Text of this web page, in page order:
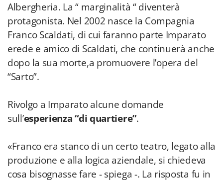
Albergheria. La “ marginalità “ diventerà
protagonista. Nel 2002 nasce la Compagnia
Franco Scaldati, di cui faranno parte Imparato
erede e amico di Scaldati, che continuerà anche
dopo la sua morte,a promuovere l’opera del
“Sarto”.
Rivolgo a Imparato alcune domande
sull’esperienza “di quartiere”.
«Franco era stanco di un certo teatro, legato alla
produzione e alla logica aziendale, si chiedeva
cosa bisognasse fare - spiega -. La risposta fu in